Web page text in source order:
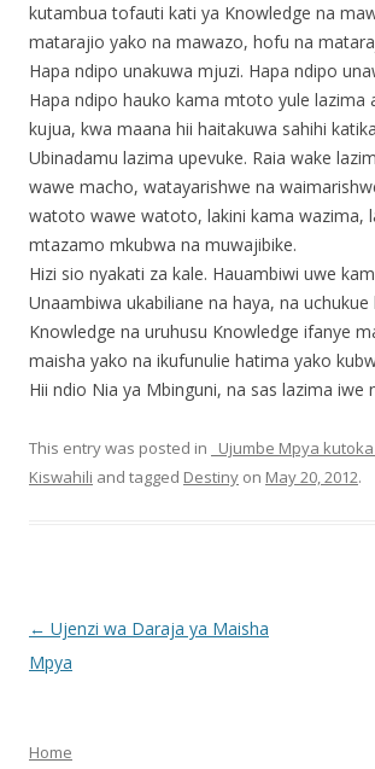
kutambua tofauti kati ya Knowledge na
matarajio yako na mawazo, hofu na
Hapa ndipo unakuwa mjuzi. Hapa ndipo
Hapa ndipo hauko kama mtoto yule lazima
kujua, kwa maana hii haitakuwa sahihi
Ubinadamu lazima upevuke. Raia wake
wawe macho, watayarishwe na
watoto wawe watoto, lakini kama wazima,
mtazamo mkubwa na muwajibike.
Hizi sio nyakati za kale. Hauambiwi uwe
Unaambiwa ukabiliane na haya, na uchukue
Knowledge na uruhusu Knowledge ifanye
maisha yako na ikufunulie hatima yako
Hii ndio Nia ya Mbinguni, na sas lazima iwe
This entry was posted in
_Ujumbe Mpya
Kiswahili and tagged Destiny on May 20, 2012.
Post
navigation
← Ujenzi wa Daraja ya Maisha
Mpya
Home